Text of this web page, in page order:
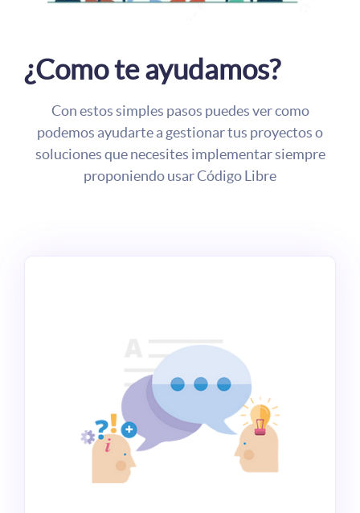
¿Como te ayudamos?
Con estos simples pasos puedes ver como
podemos ayudarte a gestionar tus proyectos o
soluciones que necesites implementar siempre
proponiendo usar Código Libre